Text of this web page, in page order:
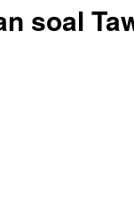
soal